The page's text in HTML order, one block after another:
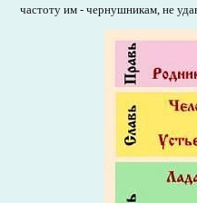
частоту им - чернушникам, не